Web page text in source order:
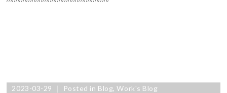
2023-03-29 ｜ Posted in Blog,Work's Blog